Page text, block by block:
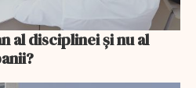
al disciplinei și nu al